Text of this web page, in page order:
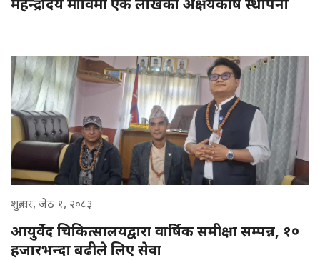
शुक्रबार, जेठ १, २०८३
आयुर्वेद चिकित्सालयद्वारा वार्षिक समीक्षा सम्पन्न, १०
हजारभन्दा बढीले लिए सेवा